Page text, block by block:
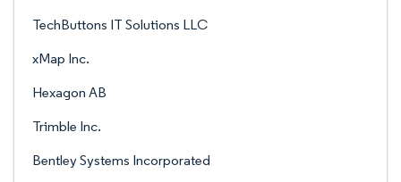
TechButtons IT Solutions LLC
xMap Inc.
Hexagon AB
Trimble Inc.
Bentley Systems Incorporated